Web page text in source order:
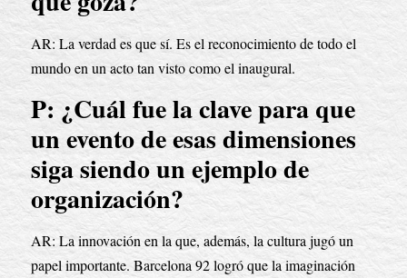
AR: La verdad es que sí. Es el reconocimiento de todo el
mundo en un acto tan visto como el inaugural.
P: ¿Cuál fue la clave para que
un evento de esas dimensiones
siga siendo un ejemplo de
organización?
AR: La innovación en la que, además, la cultura jugó un
papel importante. Barcelona 92 logró que la imaginación